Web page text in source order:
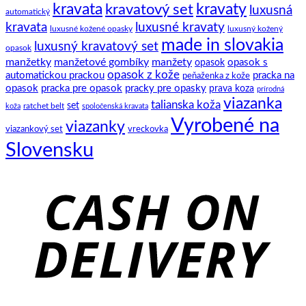
automatický kravata kravatový set kravaty luxusná
kravata luxusné kožené opasky luxusné kravaty luxusný kožený
opasok luxusný kravatový set made in slovakia
manžetky manžetové gombíky manžety opasok opasok s
automatickou prackou opasok z kože peňaženka z kože pracka na
opasok pracka pre opasok pracky pre opasky prava koza prírodná
koža ratchet belt set spoločenská kravata talianska koža viazanka
viazankový set viazanky vreckovka Vyrobené na
Slovensku